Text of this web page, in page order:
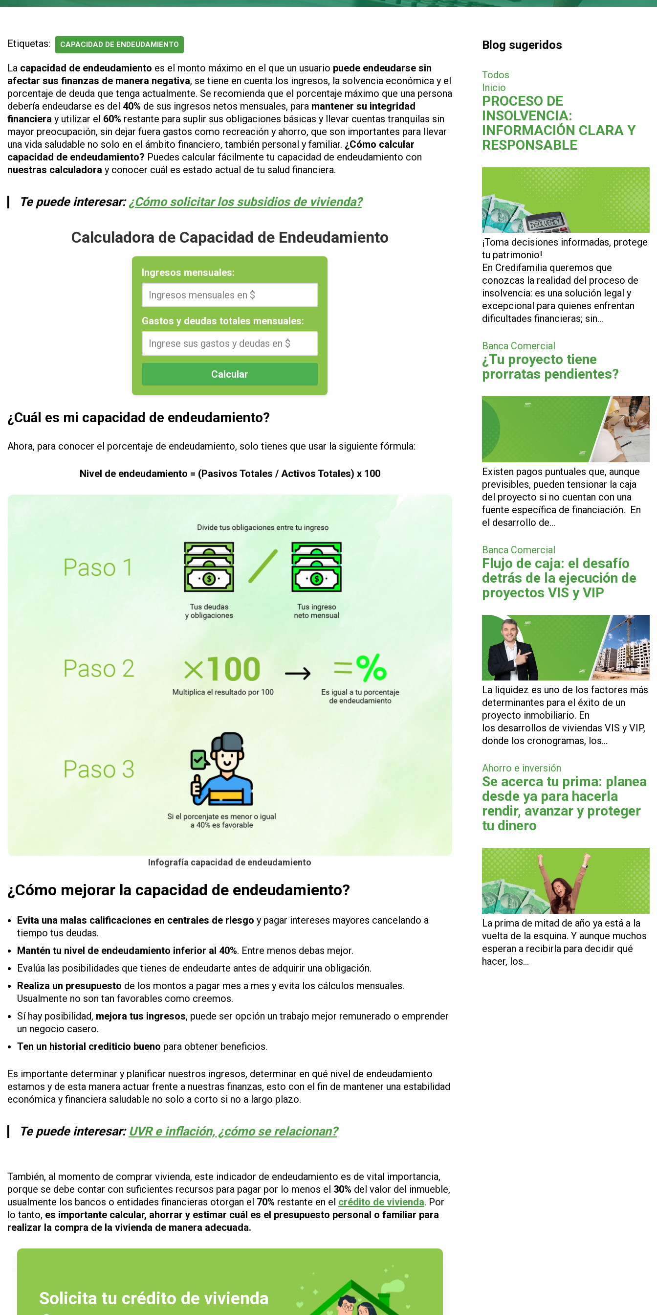
Etiquetas: CAPACIDAD DE ENDEUDAMIENTO
La capacidad de endeudamiento es el monto máximo en el que un usuario puede endeudarse sin
afectar sus finanzas de manera negativa, se tiene en cuenta los ingresos, la solvencia económica y el
porcentaje de deuda que tenga actualmente. Se recomienda que el porcentaje máximo que una persona
debería endeudarse es del 40% de sus ingresos netos mensuales, para mantener su integridad
financiera y utilizar el 60% restante para suplir sus obligaciones básicas y llevar cuentas tranquilas sin
mayor preocupación, sin dejar fuera gastos como recreación y ahorro, que son importantes para llevar
una vida saludable no solo en el ámbito financiero, también personal y familiar. ¿Cómo calcular
capacidad de endeudamiento? Puedes calcular fácilmente tu capacidad de endeudamiento con
nuestras calculadora y conocer cuál es estado actual de tu salud financiera.
Te puede interesar:¿Cómo solicitar los subsidios de vivienda?
Calculadora de Capacidad de Endeudamiento
Ingresos mensuales:
Gastos y deudas totales mensuales:
Calcular
¿Cuál es mi capacidad de endeudamiento?
Ahora, para conocer el porcentaje de endeudamiento, solo tienes que usar la siguiente fórmula:
Nivel de endeudamiento = (Pasivos Totales / Activos Totales) x 100
Infografía capacidad de endeudamiento
¿Cómo mejorar la capacidad de endeudamiento?
Evita una malas calificaciones en centrales de riesgo y pagar intereses mayores cancelando a
tiempo tus deudas.
Mantén tu nivel de endeudamiento inferior al 40%. Entre menos debas mejor.
Evalúa las posibilidades que tienes de endeudarte antes de adquirir una obligación.
Realiza un presupuesto de los montos a pagar mes a mes y evita los cálculos mensuales.
Usualmente no son tan favorables como creemos.
Sí hay posibilidad, mejora tus ingresos, puede ser opción un trabajo mejor remunerado o emprender
un negocio casero.
Ten un historial crediticio bueno para obtener beneficios.
Es importante determinar y planificar nuestros ingresos, determinar en qué nivel de endeudamiento
estamos y de esta manera actuar frente a nuestras finanzas, esto con el fin de mantener una estabilidad
económica y financiera saludable no solo a corto si no a largo plazo.
Te puede interesar: UVR e inflación, ¿cómo se relacionan?
También, al momento de comprar vivienda, este indicador de endeudamiento es de vital importancia,
porque se debe contar con suficientes recursos para pagar por lo menos el 30% del valor del inmueble,
usualmente los bancos o entidades financieras otorgan el 70% restante en el crédito de vivienda. Por
lo tanto, es importante calcular, ahorrar y estimar cuál es el presupuesto personal o familiar para
realizar la compra de la vivienda de manera adecuada.
Solicita tu crédito de vivienda
Blog sugeridos
Todos
Inicio
PROCESO DE
INSOLVENCIA:
INFORMACIÓN CLARA Y
RESPONSABLE
¡Toma decisiones informadas, protege
tu patrimonio!
En Credifamilia queremos que
conozcas la realidad del proceso de
insolvencia: es una solución legal y
excepcional para quienes enfrentan
dificultades financieras; sin…
Banca Comercial
¿Tu proyecto tiene
prorratas pendientes?
Existen pagos puntuales que, aunque
previsibles, pueden tensionar la caja
del proyecto si no cuentan con una
fuente específica de financiación. En
el desarrollo de…
Banca Comercial
Flujo de caja: el desafío
detrás de la ejecución de
proyectos VIS y VIP
La liquidez es uno de los factores más
determinantes para el éxito de un
proyecto inmobiliario. En
los desarrollos de viviendas VIS y VIP,
donde los cronogramas, los…
Ahorro e inversión
Se acerca tu prima: planea
desde ya para hacerla
rendir, avanzar y proteger
tu dinero
La prima de mitad de año ya está a la
vuelta de la esquina. Y aunque muchos
esperan a recibirla para decidir qué
hacer, los…